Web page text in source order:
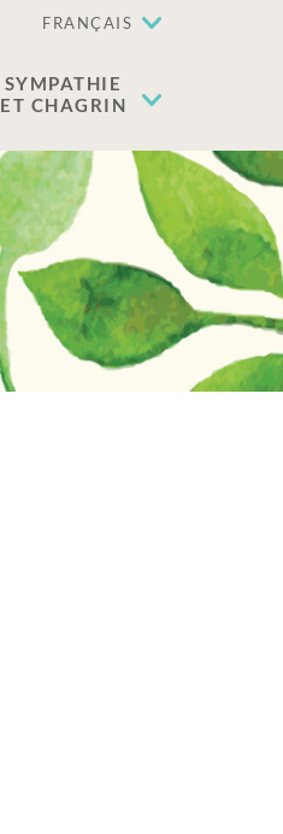
FRANÇAIS
SYMPATHIE
ET CHAGRIN